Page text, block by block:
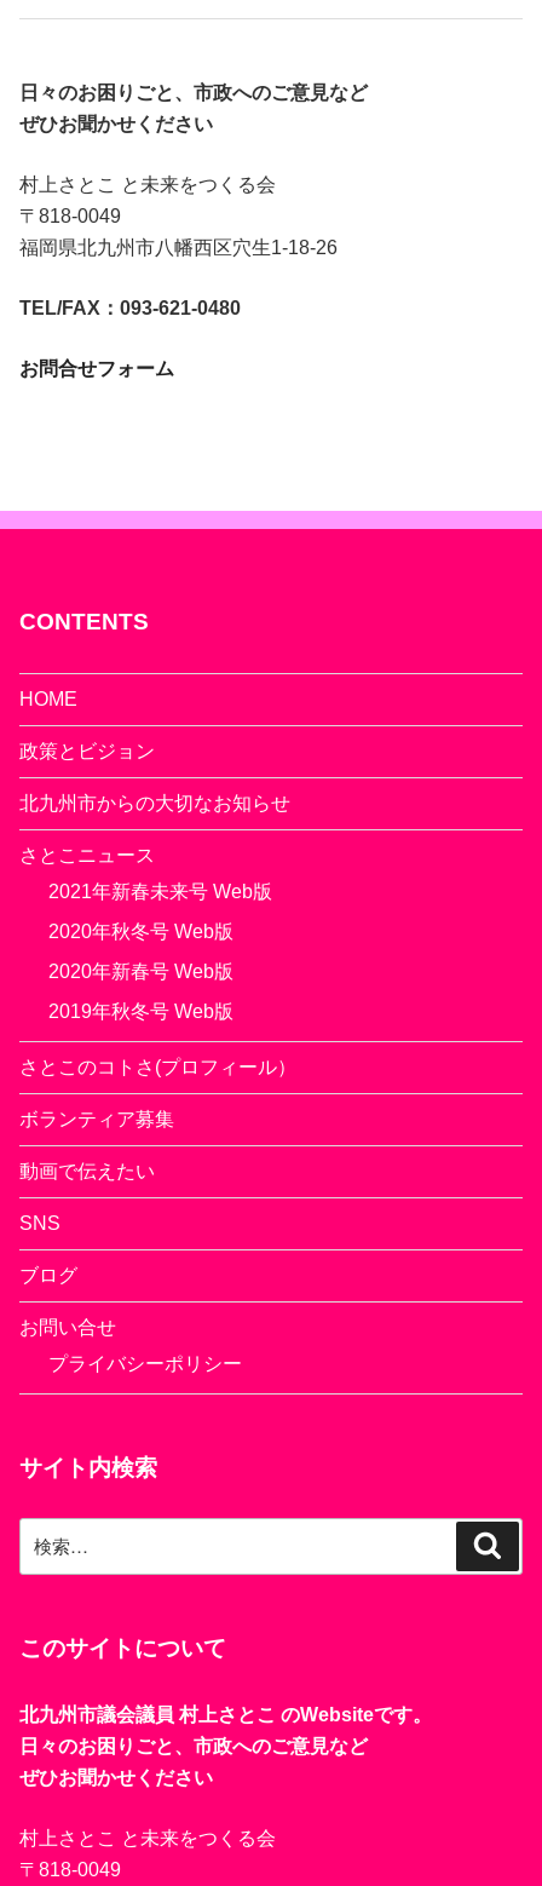
日々のお困りごと、市政へのご意見など
ぜひお聞かせください
村上さとこ と未来をつくる会
〒818-0049
福岡県北九州市八幡西区穴生1-18-26
TEL/FAX：093-621-0480
お問合せフォーム
CONTENTS
HOME
政策とビジョン
北九州市からの大切なお知らせ
さとこニュース
2021年新春未来号 Web版
2020年秋冬号 Web版
2020年新春号 Web版
2019年秋冬号 Web版
さとこのコトさ(プロフィール）
ボランティア募集
動画で伝えたい
SNS
ブログ
お問い合せ
プライバシーポリシー
サイト内検索
検
このサイトについて
北九州市議会議員 村上さとこ のWebsiteです。
日々のお困りごと、市政へのご意見など
ぜひお聞かせください
村上さとこ と未来をつくる会
〒818-0049